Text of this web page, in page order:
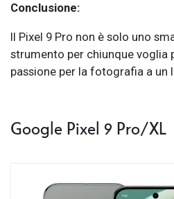
Conclusione:
Il Pixel 9 Pro non è solo uno
strumento per chiunque voglia
passione per la fotografia a un
Google Pixel 9 Pro/XL